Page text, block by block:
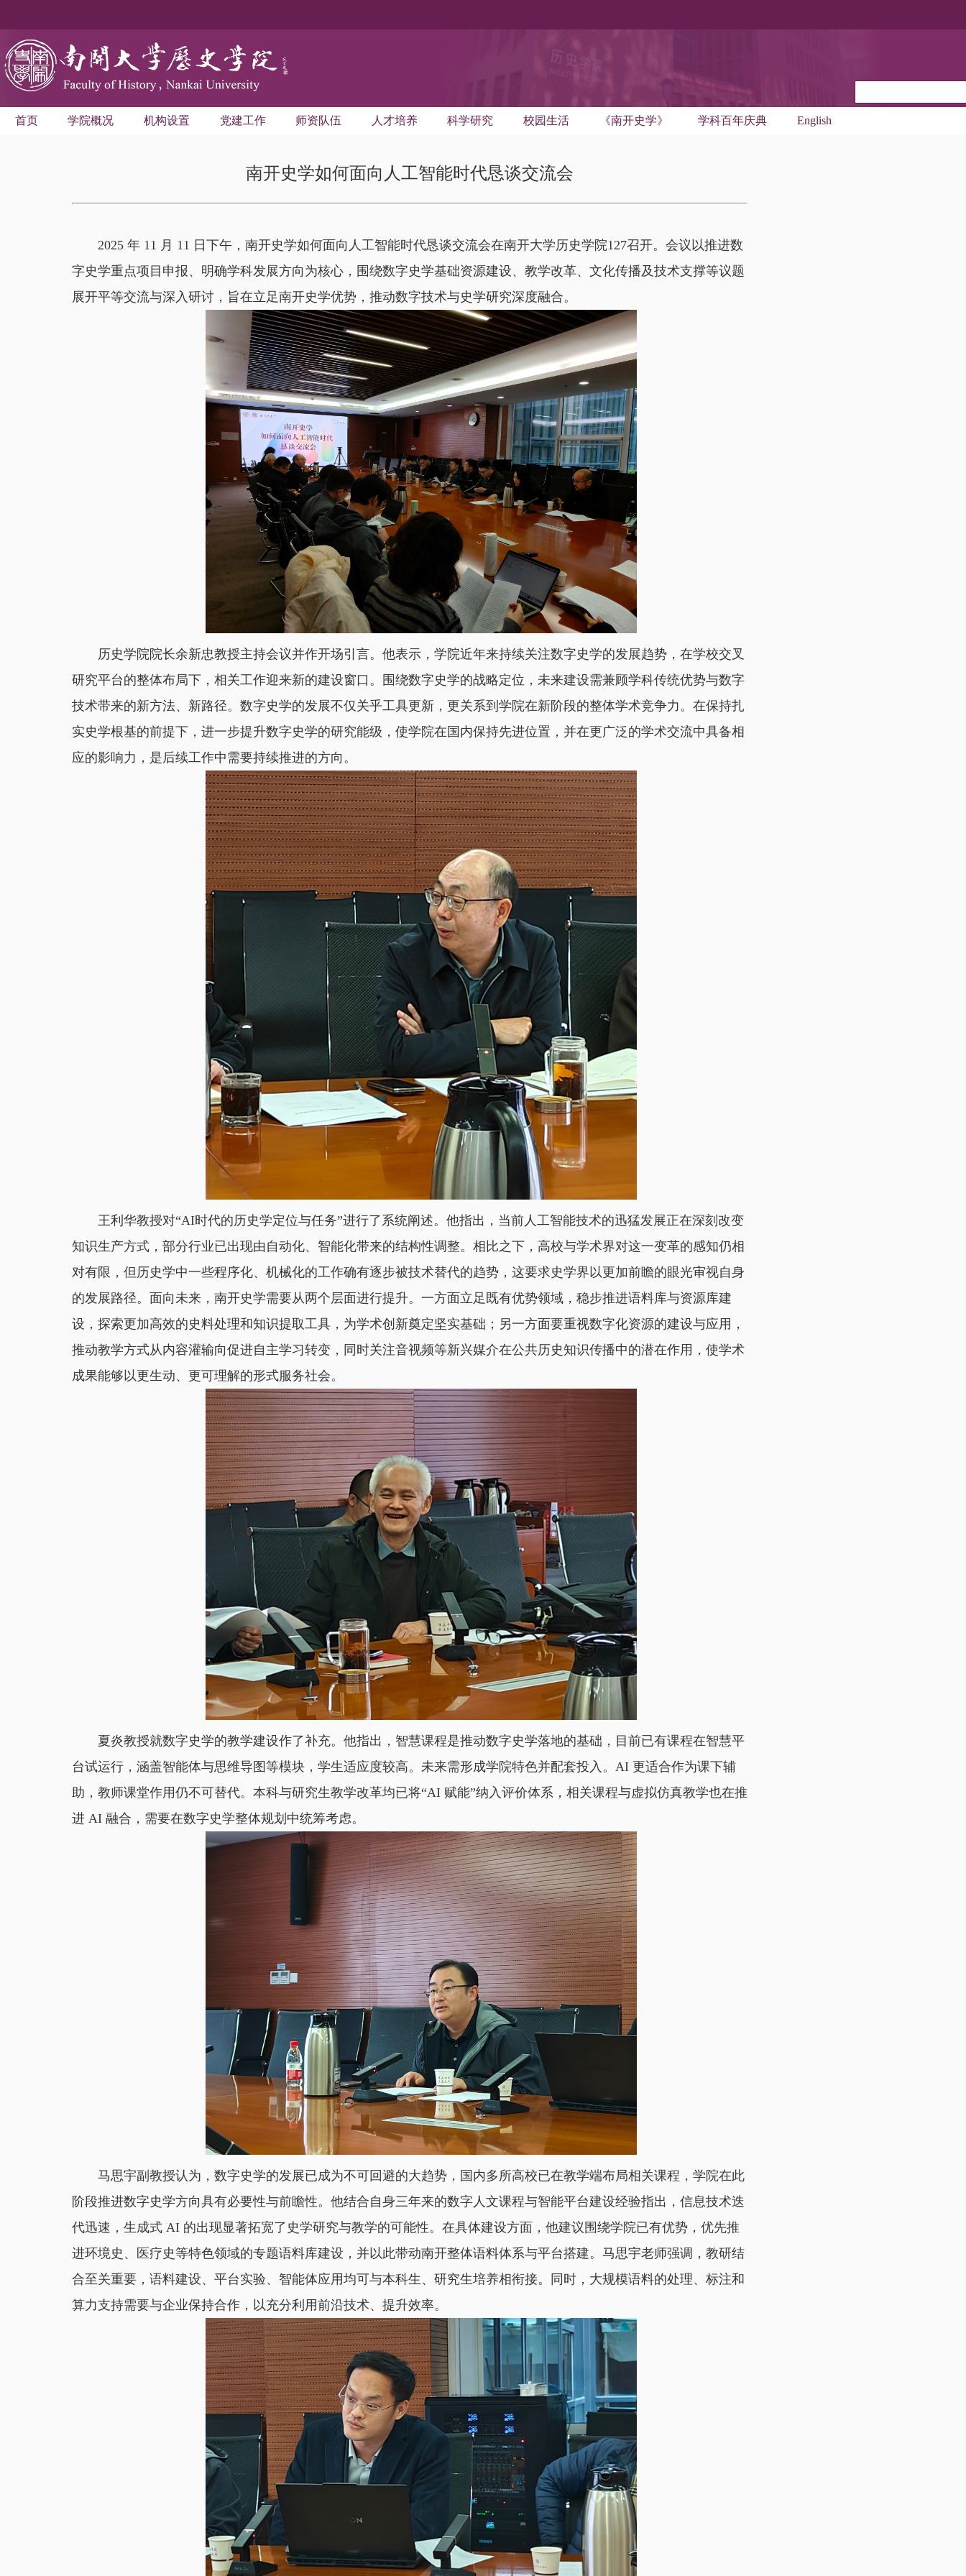
首页 学院概况 机构设置 党建工作 师资队伍 人才培养 科学研究 校园生活 《南开史学》 学科百年庆典 English
南开史学如何面向人工智能时代恳谈交流会
2025 年 11 月 11 日下午，南开史学如何面向人工智能时代恳谈交流会在南开大学历史学院127召开。会议以推进数
字史学重点项目申报、明确学科发展方向为核心，围绕数字史学基础资源建设、教学改革、文化传播及技术支撑等议题
展开平等交流与深入研讨，旨在立足南开史学优势，推动数字技术与史学研究深度融合。
历史学院院长余新忠教授主持会议并作开场引言。他表示，学院近年来持续关注数字史学的发展趋势，在学校交叉
研究平台的整体布局下，相关工作迎来新的建设窗口。围绕数字史学的战略定位，未来建设需兼顾学科传统优势与数字
技术带来的新方法、新路径。数字史学的发展不仅关乎工具更新，更关系到学院在新阶段的整体学术竞争力。在保持扎
实史学根基的前提下，进一步提升数字史学的研究能级，使学院在国内保持先进位置，并在更广泛的学术交流中具备相
应的影响力，是后续工作中需要持续推进的方向。
王利华教授对“AI时代的历史学定位与任务”进行了系统阐述。他指出，当前人工智能技术的迅猛发展正在深刻改变
知识生产方式，部分行业已出现由自动化、智能化带来的结构性调整。相比之下，高校与学术界对这一变革的感知仍相
对有限，但历史学中一些程序化、机械化的工作确有逐步被技术替代的趋势，这要求史学界以更加前瞻的眼光审视自身
的发展路径。面向未来，南开史学需要从两个层面进行提升。一方面立足既有优势领域，稳步推进语料库与资源库建
设，探索更加高效的史料处理和知识提取工具，为学术创新奠定坚实基础；另一方面要重视数字化资源的建设与应用，
推动教学方式从内容灌输向促进自主学习转变，同时关注音视频等新兴媒介在公共历史知识传播中的潜在作用，使学术
成果能够以更生动、更可理解的形式服务社会。
夏炎教授就数字史学的教学建设作了补充。他指出，智慧课程是推动数字史学落地的基础，目前已有课程在智慧平
台试运行，涵盖智能体与思维导图等模块，学生适应度较高。未来需形成学院特色并配套投入。AI 更适合作为课下辅
助，教师课堂作用仍不可替代。本科与研究生教学改革均已将“AI 赋能”纳入评价体系，相关课程与虚拟仿真教学也在推
进 AI 融合，需要在数字史学整体规划中统筹考虑。
马思宇副教授认为，数字史学的发展已成为不可回避的大趋势，国内多所高校已在教学端布局相关课程，学院在此
阶段推进数字史学方向具有必要性与前瞻性。他结合自身三年来的数字人文课程与智能平台建设经验指出，信息技术迭
代迅速，生成式 AI 的出现显著拓宽了史学研究与教学的可能性。在具体建设方面，他建议围绕学院已有优势，优先推
进环境史、医疗史等特色领域的专题语料库建设，并以此带动南开整体语料体系与平台搭建。马思宇老师强调，教研结
合至关重要，语料建设、平台实验、智能体应用均可与本科生、研究生培养相衔接。同时，大规模语料的处理、标注和
算力支持需要与企业保持合作，以充分利用前沿技术、提升效率。